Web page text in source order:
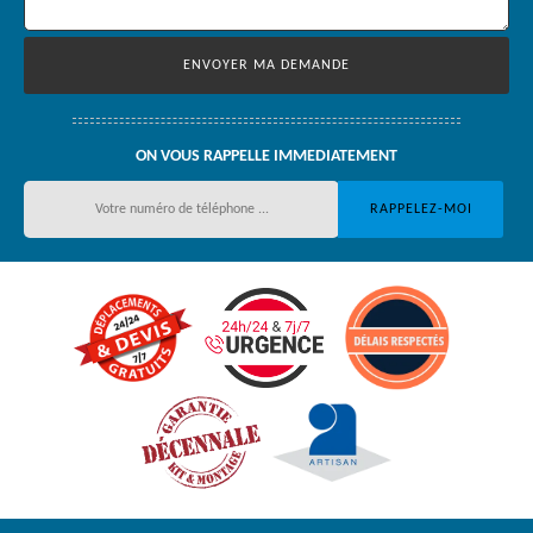
ON VOUS RAPPELLE IMMEDIATEMENT